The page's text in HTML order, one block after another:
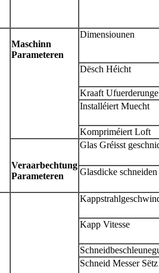
Maschinn
Parameteren
Dimensiounen
Dësch Héicht
Kraaft Ufuerderunge
Installéiert Muecht
Kompriméiert Loft
Veraarbechtung
Parameteren
Glas Gréisst
Glasdicke schneiden
Kapp Vitesse
Schneid Messer Sëtz